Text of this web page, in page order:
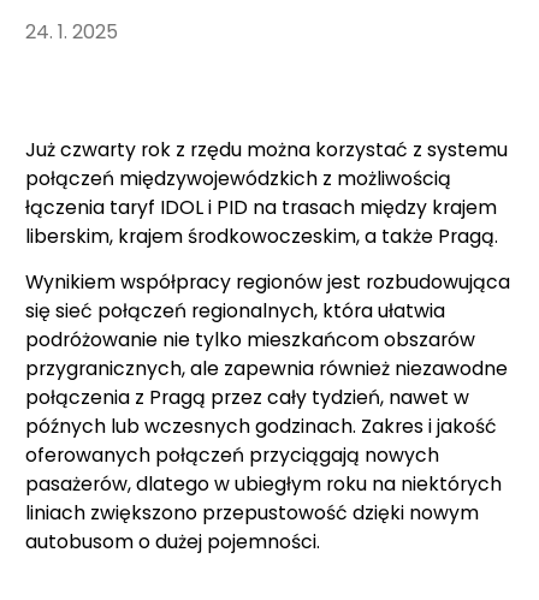
24. 1. 2025
Już czwarty rok z rzędu można korzystać z systemu
połączeń międzywojewódzkich z możliwością
łączenia taryf IDOL i PID na trasach między krajem
liberskim, krajem środkowoczeskim, a także Pragą.
Wynikiem współpracy regionów jest rozbudowująca
się sieć połączeń regionalnych, która ułatwia
podróżowanie nie tylko mieszkańcom obszarów
przygranicznych, ale zapewnia również niezawodne
połączenia z Pragą przez cały tydzień, nawet w
późnych lub wczesnych godzinach. Zakres i jakość
oferowanych połączeń przyciągają nowych
pasażerów, dlatego w ubiegłym roku na niektórych
liniach zwiększono przepustowość dzięki nowym
autobusom o dużej pojemności.